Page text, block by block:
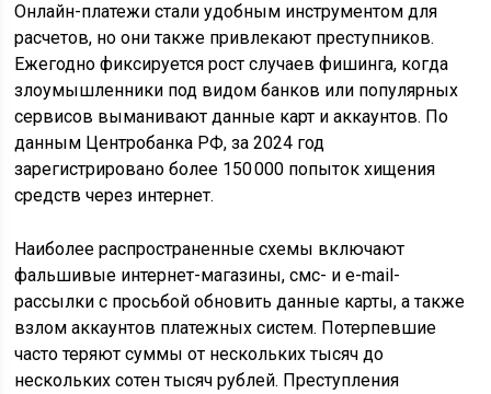
Онлайн-платежи стали удобным инструментом для
расчетов, но они также привлекают преступников.
Ежегодно фиксируется рост случаев фишинга, когда
злоумышленники под видом банков или популярных
сервисов выманивают данные карт и аккаунтов. По
данным Центробанка РФ, за 2024 год
зарегистрировано более 150 000 попыток хищения
средств через интернет.
Наиболее распространенные схемы включают
фальшивые интернет-магазины, смс- и e-mail-
рассылки с просьбой обновить данные карты, а также
взлом аккаунтов платежных систем. Потерпевшие
часто теряют суммы от нескольких тысяч до
нескольких сотен тысяч рублей. Преступления